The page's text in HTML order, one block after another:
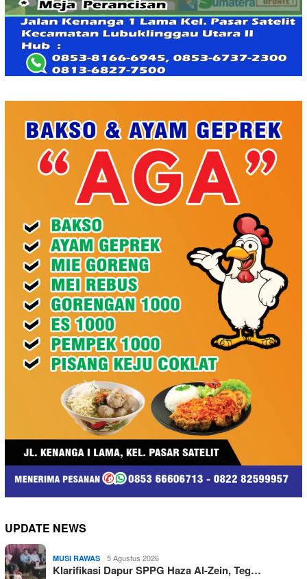
UPDATE NEWS
MUSI RAWAS 5 Agustus 2026
Klarifikasi Dapur SPPG Haza Al-Zein, Teg…